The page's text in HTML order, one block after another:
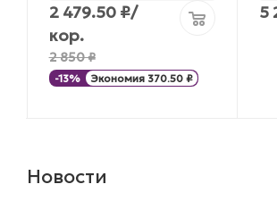
2 479.50₽/
кор.
2 850₽
-13% Экономия 370.50₽
5
Новости